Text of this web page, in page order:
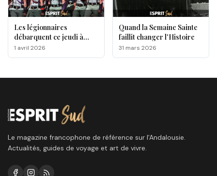
Les légionnaires
débarquent ce jeudi à
Málaga, voici le
programme !
1 avril 2026
Quand la Semaine Sainte
faillit changer l'Histoire
31 mars 2026
Le magazine francophone de référence sur l'Andalousie.
Actualités, guides de voyage et art de vivre.